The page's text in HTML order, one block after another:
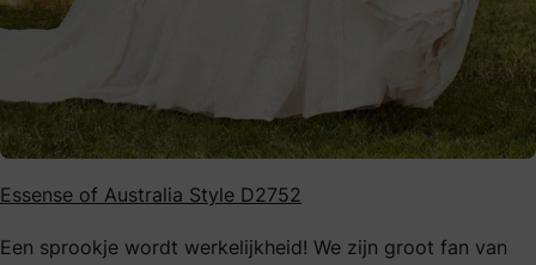
Essense of Australia Style D2752
Een sprookje wordt werkelijkheid! We zijn groot fan van